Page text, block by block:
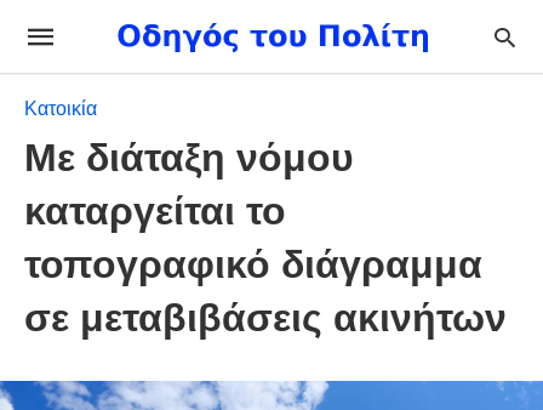
Κατοικία
Με διάταξη νόμου
καταργείται το
τοπογραφικό διάγραμμα
σε μεταβιβάσεις ακινήτων